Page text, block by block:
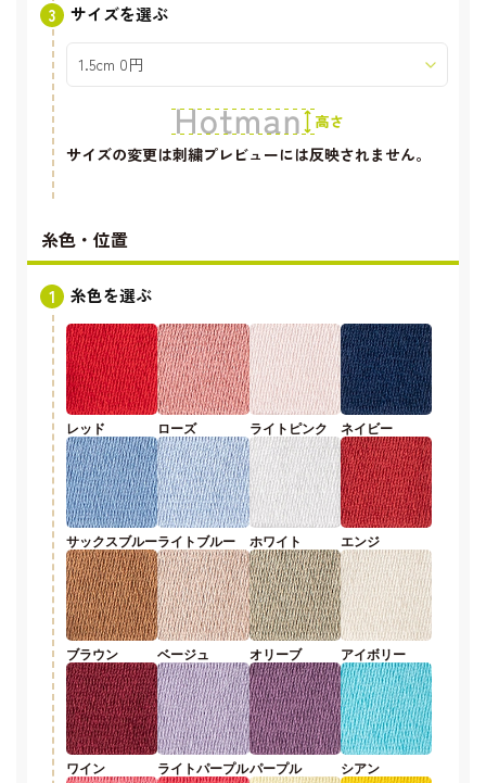
サイズを選ぶ
サイズの変更は刺繍プレビューには反映されません。
糸色・位置
糸色を選ぶ
レッド ローズ ライトピンク ネイビー
サックスブルーライトブルー ホワイト エンジ
ブラウン ベージュ オリーブ アイボリー
ワイン ライトパープルパープル シアン